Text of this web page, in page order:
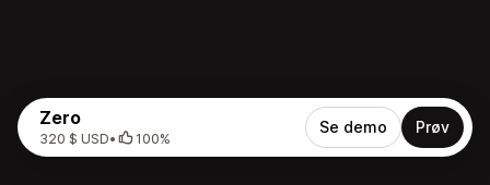
Zero
320 $ USD• 100%
Se demo Prøv